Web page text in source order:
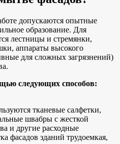
допускаются опытные
образование. Для
лестницы и стремянки,
аппараты высокого
для сложных загрязнений)
следующих способов:
тканевые салфетки,
швабры с жесткой
и другие расходные
фасадов зданий трудоемкая,